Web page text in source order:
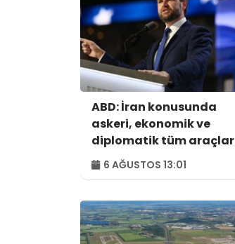
ABD: İran konusunda
askeri, ekonomik ve
diplomatik tüm araçlar
kullanılacak
6 AĞUSTOS 13:01